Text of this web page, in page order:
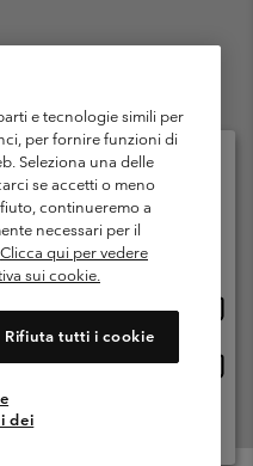
Venditaa
Garanzia
dagli utenti
Impressum
14:00- 18:00
e tecnologie simili per
per fornire funzioni di
Seleziona una delle
se accetti o meno
continueremo a
necessari per il
Clicca qui per vedere
sui cookie.
Rifiuta tutti i cookie
dei
e la lingua
disponibile
online
online
I Paesi